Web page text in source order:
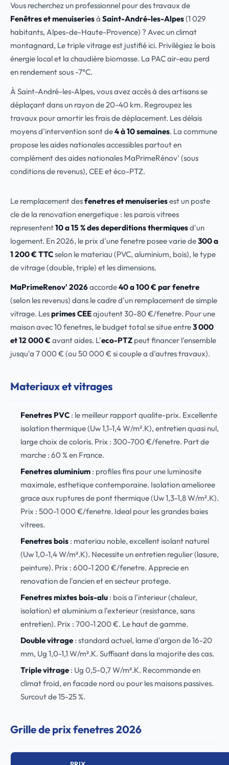
Vous recherchez un professionnel pour des travaux de
Fenêtres et menuiseriesà Saint-André-les-Alpes(1 029
habitants, Alpes-de-Haute-Provence) ? Avec un climat
montagnard, Le triple vitrage est justifié ici. Privilégiez le bois
énergie local et la chaudière biomasse. La PAC air-eau perd
en rendement sous -7°C.
À Saint-André-les-Alpes, vous avez accès à des artisans se
déplaçant dans un rayon de 20-40 km. Regroupez les
travaux pour amortir les frais de déplacement. Les délais
moyens d'intervention sont de4 à 10 semaines. La commune
propose les aides nationales accessibles partout en
complément des aides nationales MaPrimeRénov' (sous
conditions de revenus), CEE et éco-PTZ.
Le remplacement desfenetres et menuiseriesest un poste
cle de la renovation energetique : les parois vitrees
representent10 a 15 % des deperditions thermiquesd'un
logement. En 2026, le prix d'une fenetre posee varie de300 a
1 200 € TTCselon le materiau (PVC, aluminium, bois), le type
de vitrage (double, triple) et les dimensions.
MaPrimeRenov' 2026accorde40 a 100 € par fenetre
(selon les revenus) dans le cadre d'un remplacement de simple
vitrage. Lesprimes CEEajoutent 30-80 €/fenetre. Pour une
maison avec 10 fenetres, le budget total se situe entre3 000
et 12 000 € avant aides. L'eco-PTZ peut financer l'ensemble
jusqu'a 7 000 € (ou 50 000 € si couple a d'autres travaux).
Materiaux et vitrages
Fenetres PVC: le meilleur rapport qualite-prix. Excellente
isolation thermique (Uw 1,1-1,4 W/m².K), entretien quasi nul,
large choix de coloris. Prix : 300-700 €/fenetre. Part de
marche : 60 % en France.
Fenetres aluminium: profiles fins pour une luminosite
maximale, esthetique contemporaine. Isolation amelioree
grace aux ruptures de pont thermique (Uw 1,3-1,8 W/m².K).
Prix : 500-1 000 €/fenetre. Ideal pour les grandes baies
vitrees.
Fenetres bois: materiau noble, excellent isolant naturel
(Uw 1,0-1,4 W/m².K). Necessite un entretien regulier (lasure,
peinture). Prix : 600-1 200 €/fenetre. Apprecie en
renovation de l'ancien et en secteur protege.
Fenetres mixtes bois-alu: bois a l'interieur (chaleur,
isolation) et aluminium a l'exterieur (resistance, sans
entretien). Prix : 700-1 200 €. Le haut de gamme.
Double vitrage: standard actuel, lame d'argon de 16-20
mm, Ug 1,0-1,1 W/m².K. Suffisant dans la majorite des cas.
Triple vitrage: Ug 0,5-0,7 W/m².K. Recommande en
climat froid, en facade nord ou pour les maisons passives.
Surcout de 15-25 %.
Grille de prix fenetres 2026